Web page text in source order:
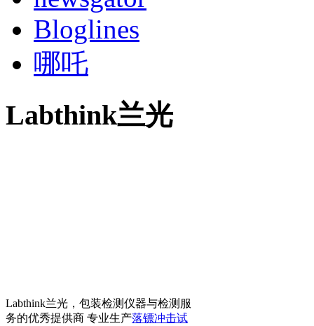
Bloglines
哪吒
Labthink兰光
Labthink兰光，包装检测仪器与检测服
务的优秀提供商 专业生产落镖冲击试